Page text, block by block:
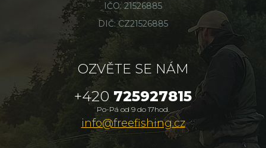
IČO: 21526885
DIČ: CZ21526885
OZVĚTE SE NÁM
+420 725927815
Po-Pá od 9 do 17hod.
info@freefishing.cz